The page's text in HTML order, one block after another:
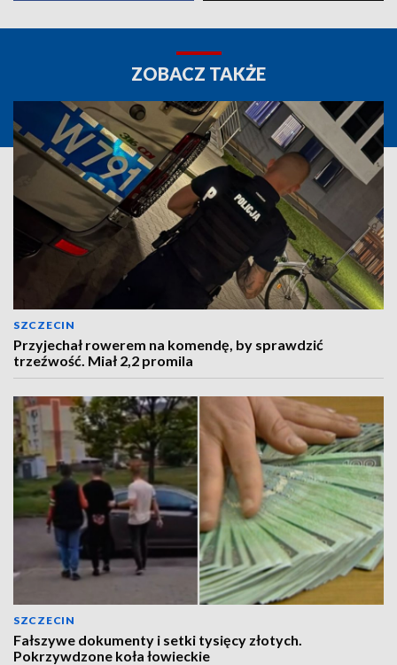
ZOBACZ TAKŻE
SZCZECIN
Przyjechał rowerem na komendę, by sprawdzić
trzeźwość. Miał 2,2 promila
SZCZECIN
Fałszywe dokumenty i setki tysięcy złotych.
Pokrzywdzone koła łowieckie